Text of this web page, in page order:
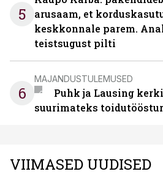
5
arusaam, et
keskkonnale parem.
teistsugust pilti
6
MAJANDUSTULEMUSED
Puhk ja Lausing
suurimateks
VIIMASED UUDISED